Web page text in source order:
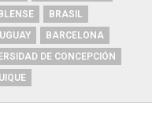
BRASIL
BARCELONA
DE CONCEPCIÓN